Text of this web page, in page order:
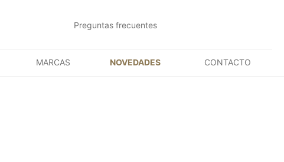
Preguntas frecuentes
MARCAS NOVEDADES CONTACTO